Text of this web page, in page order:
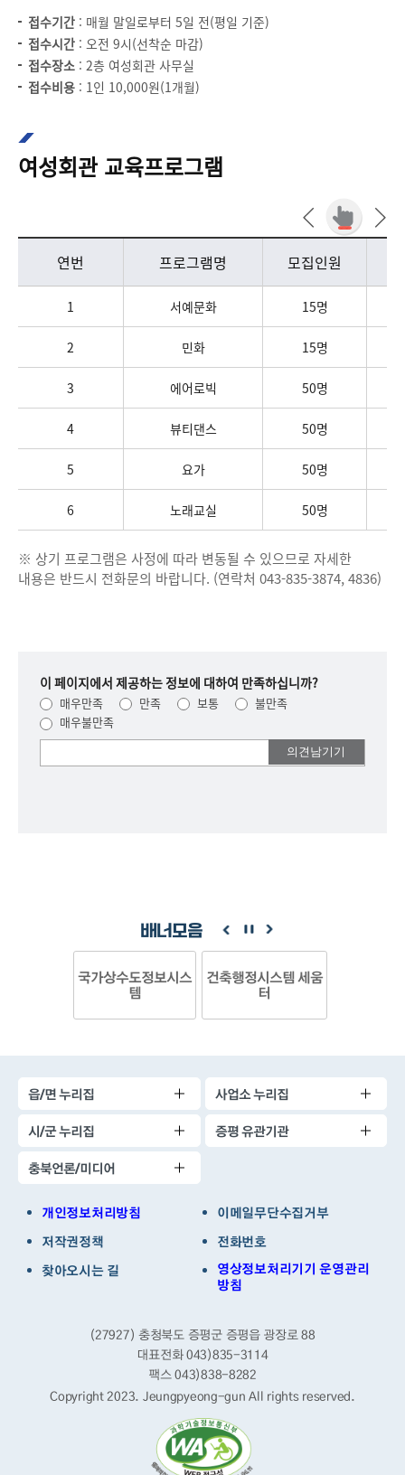
접수기간 : 매월 말일로부터 5일 전(평일 기준)
접수시간 : 오전 9시(선착순 마감)
접수장소 : 2층 여성회관 사무실
접수비용 : 1인 10,000원(1개월)
여성회관 교육프로그램
여성회관 교육프로그램에 대한 표로서 연번, 프로그램명, 모집인원, 운영시간, 비고에 대한 내용입니다.
연번 프로그램명 모집인원
1 서예문화 15명
2 민화 15명
3 에어로빅 50명
4 뷰티댄스 50명
5 요가 50명
6 노래교실 50명
※ 상기 프로그램은 사정에 따라 변동될 수 있으므로 자세한
내용은 반드시 전화문의 바랍니다. (연락처 043-835-3874, 4836)
이 페이지에서 제공하는 정보에 대하여 만족하십니까?
매우만족 만족 보통
불만족
매우불만족
의견을
배너모음
국가상수도정보시스
템
건축행정시스템 세움
터
읍/면 누리집
사업소 누리집
시/군 누리집
증평 유관기관
충북언론/미디어
개인정보처리방침
이메일무단수집거부
저작권정책
전화번호
찾아오시는 길
영상정보처리기기 운영관리
방침
(27927) 충청북도 증평군 증평읍 광장로 88
대표전화 043)835-3114
팩스 043)838-8282
Copyright 2023. Jeungpyeong-gunAll rights reserved.